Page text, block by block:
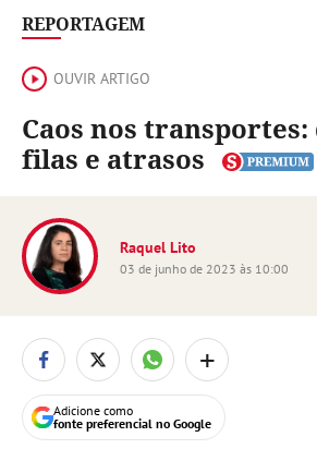
REPORTAGEM
OUVIR ARTIGO
Caos nos transportes:
filas e atrasos
Raquel Lito
03 de junho de 2023 às 10:00
+
Adicione como
fonte preferencial no Google